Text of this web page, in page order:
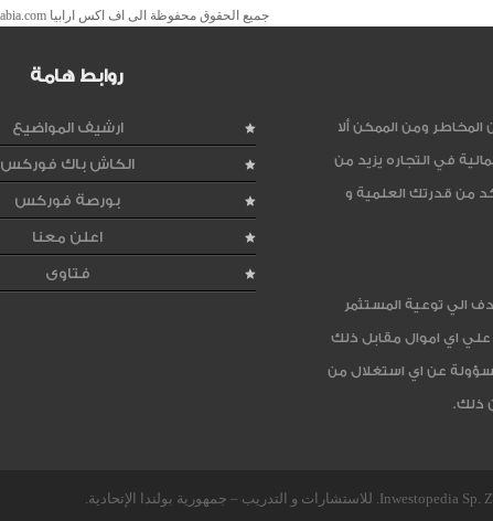
جميع الحقوق محفوظة الى اف اكس ارابيا www.fx-arabia.com
ومن الممكن ألا
في التجاره يزيد من
من قدرتك العلمية و
الي توعية المستثمر
علي اي اموال مقابل ذلك
مسؤولة عن اي استغلال من
ذلك.
روابط هامة
ارشيف المواضيع
الكاش باك فوركس
بورصة فوركس
اعلن معنا
فتاوى